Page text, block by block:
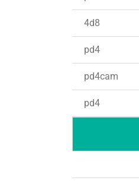
4d8
pd4
pd4cam
pd4